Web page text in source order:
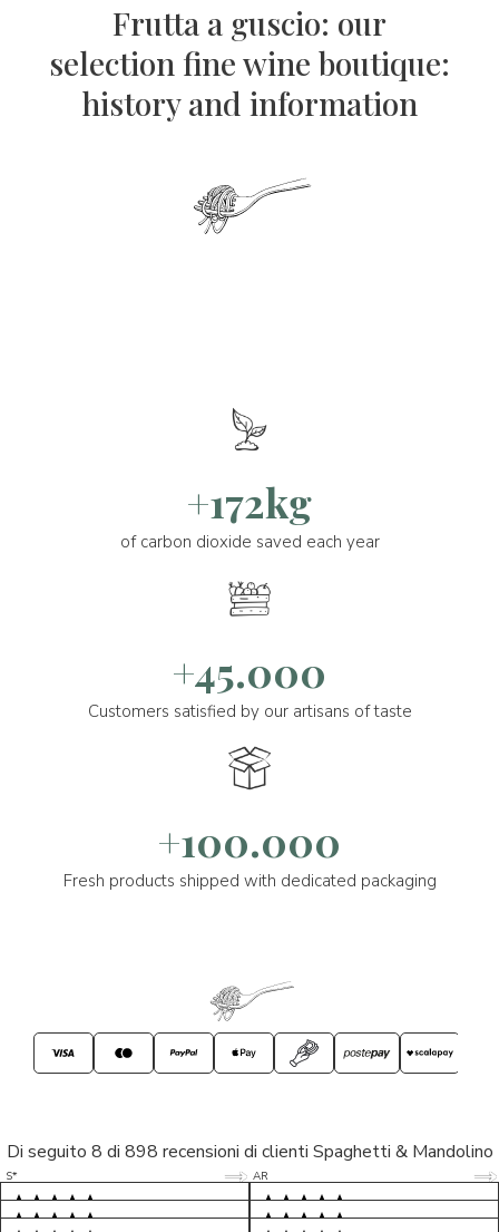
Frutta a guscio: our
selection fine wine boutique:
history and information
+172kg
of carbon dioxide saved each year
+45.000
Customers satisfied by our artisans of taste
+100.000
Fresh products shipped with dedicated packaging
Di seguito 8 di 898 recensioni di clienti Spaghetti & Mandolino
S* 5/5
LP 5/5
M* 5/5
AR 5/5
D* 5/5
S* 5/5